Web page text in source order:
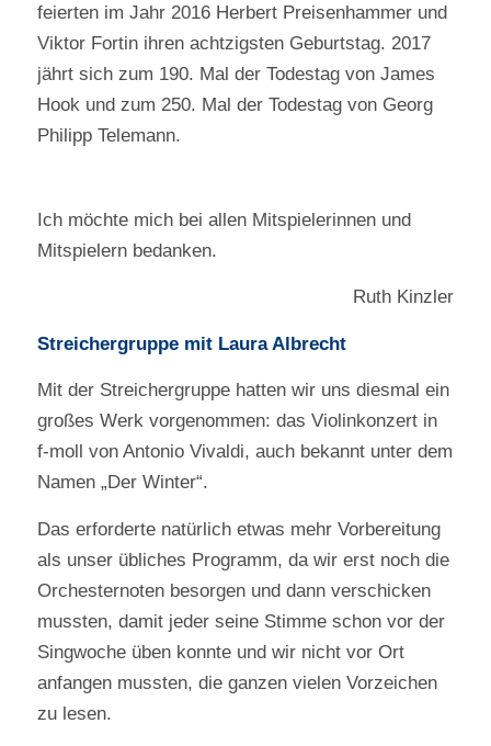
feierten im Jahr 2016 Herbert Preisenhammer und
Viktor Fortin ihren achtzigsten Geburtstag. 2017
jährt sich zum 190. Mal der Todestag von James
Hook und zum 250. Mal der Todestag von Georg
Philipp Telemann.
Ich möchte mich bei allen Mitspielerinnen und
Mitspielern bedanken.
Ruth Kinzler
Streichergruppe mit Laura Albrecht
Mit der Streichergruppe hatten wir uns diesmal ein
großes Werk vorgenommen: das Violinkonzert in
f-moll von Antonio Vivaldi, auch bekannt unter dem
Namen „Der Winter“.
Das erforderte natürlich etwas mehr Vorbereitung
als unser übliches Programm, da wir erst noch die
Orchesternoten besorgen und dann verschicken
mussten, damit jeder seine Stimme schon vor der
Singwoche üben konnte und wir nicht vor Ort
anfangen mussten, die ganzen vielen Vorzeichen
zu lesen.